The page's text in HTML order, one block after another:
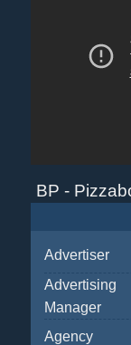
BP -
Advertiser
Advertising
Manager
Agency